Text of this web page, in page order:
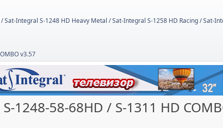
Integral S-1248 HD Heavy Metal / Sat-Integral S-1258 HD Racing / Sat-
v3.57
1248-58-68HD / S-1311 HD